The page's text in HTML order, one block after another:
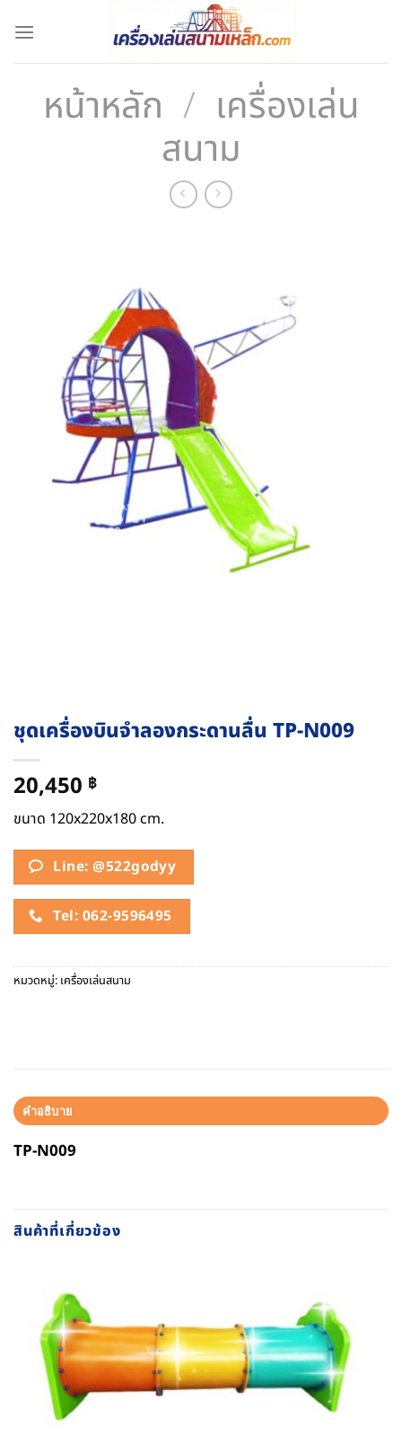
หน้าหลัก / เครื่องเล่น
สนาม
ชุดเครื่องบินจำลองกระดานลื่น TP-N009
20,450 ฿
ขนาด 120x220x180 cm.
Line: @522godyy
Tel: 062-9596495
หมวดหมู่: เครื่องเล่นสนาม
คำอธิบาย
TP-N009
สินค้าที่เกี่ยวข้อง